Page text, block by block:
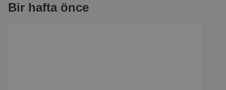
Bir hafta önce